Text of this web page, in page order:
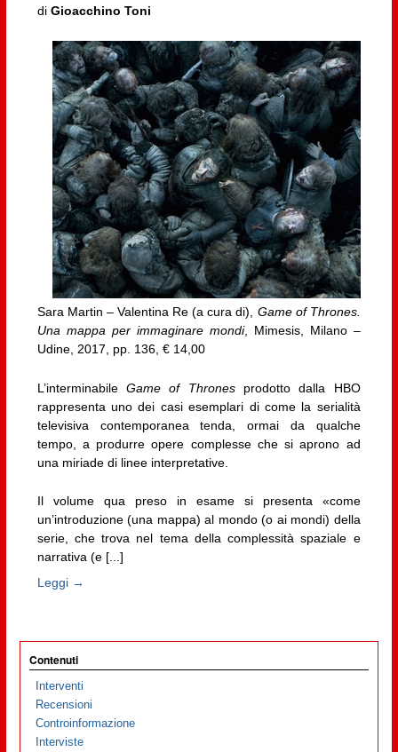
di Gioacchino Toni
Sara Martin – Valentina Re (a cura di), Game of Thrones.
Una mappa per immaginare mondi, Mimesis, Milano –
Udine, 2017, pp. 136, € 14,00
L’interminabileGame of Thronesprodotto dalla HBO
rappresenta uno dei casi esemplari di come la serialità
televisiva contemporanea tenda, ormai da qualche
tempo, a produrre opere complesse che si aprono ad
una miriade di linee interpretative.
Il volume qua preso in esame si presenta «come
un’introduzione (una mappa) al mondo (o ai mondi) della
serie, che trova nel tema della complessità spaziale e
narrativa (e [...]
Leggi →
Contenuti
Interventi
Recensioni
Controinformazione
Interviste